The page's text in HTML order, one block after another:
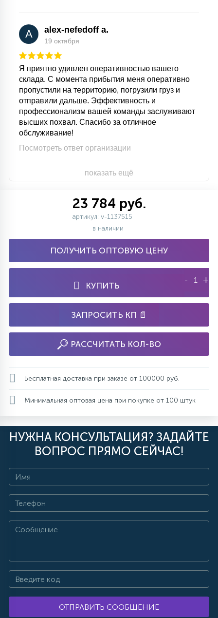
A alex-nefedoff a.
19 октября
Я приятно удивлен оперативностью вашего
склада. С момента прибытия меня оперативно
пропустили на территорию, погрузили груз и
отправили дальше. Эффективность и
профессионализм вашей команды заслуживают
высших похвал. Спасибо за отличное
обслуживание!
Посмотреть ответ организации
показать ещё
23 784 руб.
артикул: v-1137515
в наличии
ПОЛУЧИТЬ ОПТОВУЮ ЦЕНУ
КУПИТЬ
- +
ЗАПРОСИТЬ КП 📄
РАССЧИТАТЬ КОЛ-ВО
Бесплатная доставка при заказе от 100000 руб.
Минимальная оптовая цена при покупке от 100 штук
НУЖНА КОНСУЛЬТАЦИЯ? ЗАДАЙТЕ
ВОПРОС ПРЯМО СЕЙЧАС!
ОТПРАВИТЬ СООБЩЕНИЕ